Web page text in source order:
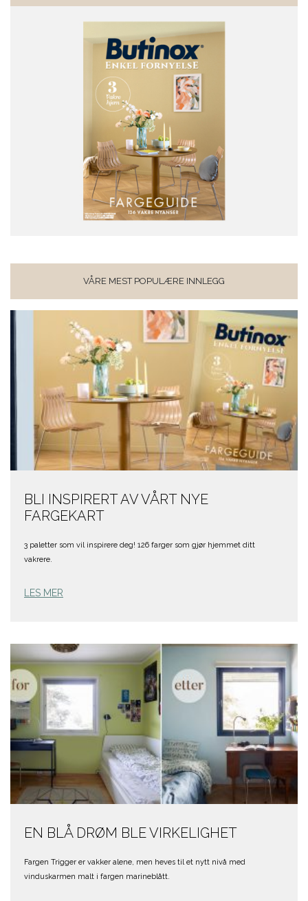
VÅRE MEST POPULÆRE INNLEGG
BLI INSPIRERT AV VÅRT NYE
FARGEKART
3 paletter som vil inspirere deg! 126 farger som gjør hjemmet ditt
vakrere.
LES MER
EN BLÅ DRØM BLE VIRKELIGHET
Fargen Trigger er vakker alene, men heves til et nytt nivå med
vinduskarmen malt i fargen marineblått.